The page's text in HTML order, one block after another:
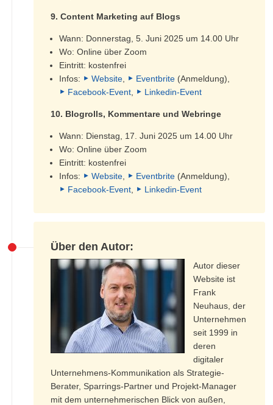
9. Content Marketing auf Blogs
Wann: Donnerstag, 5. Juni 2025 um 14.00 Uhr
Wo: Online über Zoom
Eintritt: kostenfrei
Infos:
Website, Eventbrite(Anmeldung),
Facebook-Event, Linkedin-Event
10. Blogrolls, Kommentare und Webringe
Wann: Dienstag, 17. Juni 2025 um 14.00 Uhr
Wo: Online über Zoom
Eintritt: kostenfrei
Infos:
Website, Eventbrite(Anmeldung),
Facebook-Event, Linkedin-Event
Über den Autor:
Autor dieser
Website ist
Frank
Neuhaus, der
Unternehmen
seit 1999 in
deren
digitaler
Unternehmens-Kommunikation als Strategie-
Berater, Sparrings-Partner und Projekt-Manager
mit dem unternehmerischen Blick von außen,